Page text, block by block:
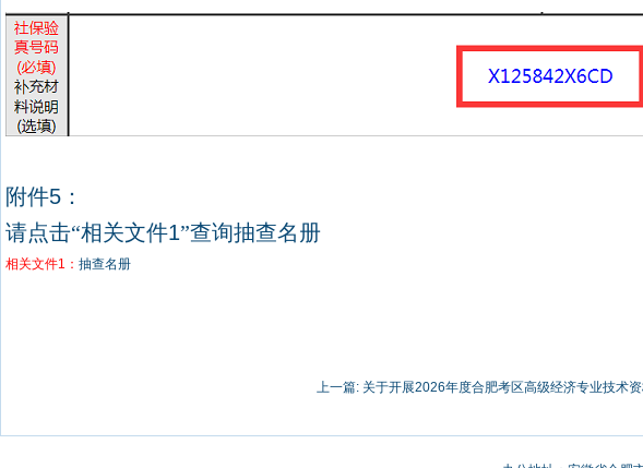
附件5 ：
请点击“相关文件1”查询抽查名册
相关文件1： 抽查名册
上一篇: 关于开展2026年度合肥考区高级经济专业技术